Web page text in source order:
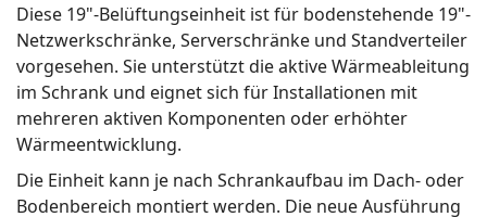
Diese 19"-Belüftungseinheit ist für bodenstehende 19"-
Netzwerkschränke, Serverschränke und Standverteiler
vorgesehen. Sie unterstützt die aktive Wärmeableitung
im Schrank und eignet sich für Installationen mit
mehreren aktiven Komponenten oder erhöhter
Wärmeentwicklung.
Die Einheit kann je nach Schrankaufbau im Dach- oder
Bodenbereich montiert werden. Die neue Ausführung